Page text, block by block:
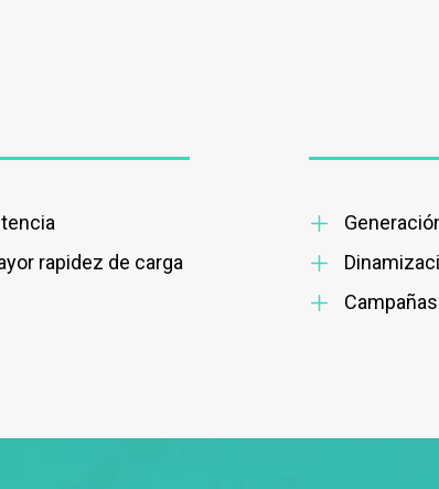
rapidez de carga